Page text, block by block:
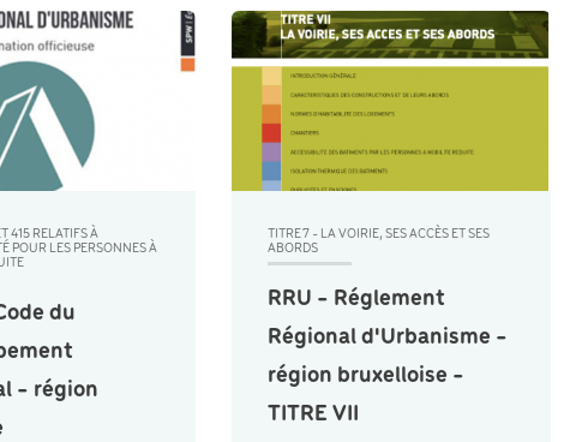
415 RELATIFS À
POUR LES PERSONNES À
du
- région
TITRE 7 - LA VOIRIE, SES ACCÈS ET SES
ABORDS
RRU - Réglement
Régional d'Urbanisme -
région bruxelloise -
TITRE VII